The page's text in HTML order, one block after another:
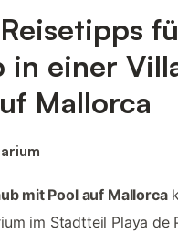
in einer
Mallorca
mit Pool auf Mallorca
im Stadtteil Playa de